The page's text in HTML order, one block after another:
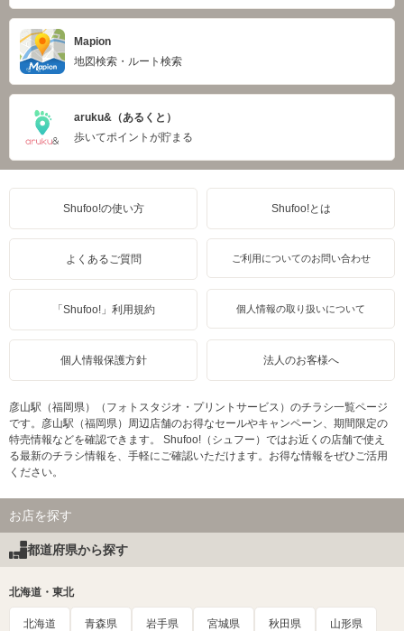
Mapion
地図検索・ルート検索
aruku&（あるくと）
歩いてポイントが貯まる
Shufoo!の使い方 Shufoo!とは
よくあるご質問 ご利用についてのお問い合わせ
「Shufoo!」利用規約 個人情報の取り扱いについて
個人情報保護方針 法人のお客様へ
彦山駅（福岡県）（フォトスタジオ・プリントサービス）のチラシ一覧ページ
です。彦山駅（福岡県）周辺店舗のお得なセールやキャンペーン、期間限定の
特売情報などを確認できます。 Shufoo!（シュフー）ではお近くの店舗で使え
る最新のチラシ情報を、手軽にご確認いただけます。お得な情報をぜひご活用
ください。
お店を探す
都道府県から探す
北海道・東北
北海道 青森県 岩手県 宮城県 秋田県 山形県